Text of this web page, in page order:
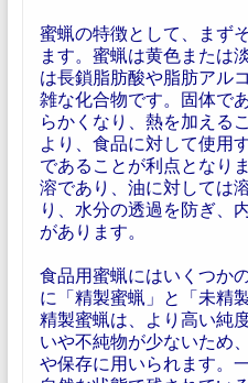
蜜蝋の特徴として、まず
ます。蜜蝋は黄色または
は長鎖脂肪酸や脂肪アル
雑な化合物です。固体で
らかくなり、熱を加える
より、食品に対して使用
であることが利点となり
溶であり、油に対しては
り、水分の透過を防ぎ、
があります。
食品用蜜蝋にはいくつか
に「精製蜜蝋」と「未精
精製蜜蝋は、より高い純
いや不純物が少ないため
や保存に用いられます。